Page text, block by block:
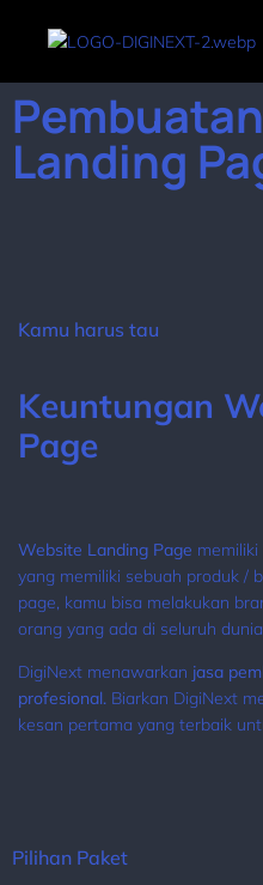
Landing
Kamu harus tau
Keuntungan
Page
Website Landing Page
yang memiliki sebuah produk /
page, kamu bisa melakukan
orang yang ada di seluruh
DigiNext menawarkan jasa
profesional. Biarkan DigiNext
kesan pertama yang terbaik
Pilihan Paket